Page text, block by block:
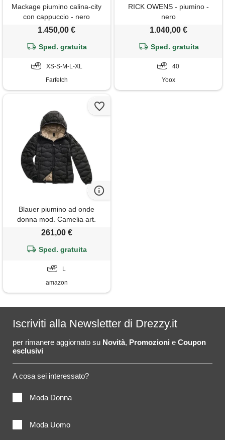
Mackage piumino calina-city
con cappuccio - nero
1.450,00 €
Sped. gratuita
XS-S-M-L-XL
Farfetch
RICK OWENS - piumino -
nero
1.040,00 €
Sped. gratuita
40
Yoox
Blauer piumino ad onde
donna mod. Camelia art.
25wbldc03095-006047 tg l
261,00 €
Sped. gratuita
L
amazon
Iscriviti alla Newsletter di Drezzy.it
per rimanere aggiornato su Novità, Promozioni e Coupon
esclusivi
A cosa sei interessato?
Moda Donna
Moda Uomo